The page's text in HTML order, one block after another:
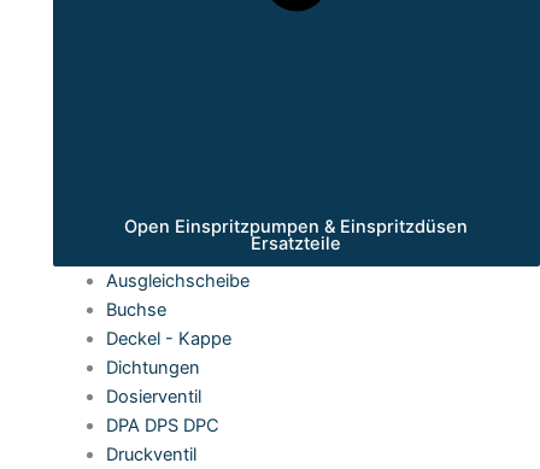
Open Einspritzpumpen & Einspritzdüsen
Ersatzteile
Ausgleichscheibe
Buchse
Deckel - Kappe
Dichtungen
Dosierventil
DPA DPS DPC
Druckventil